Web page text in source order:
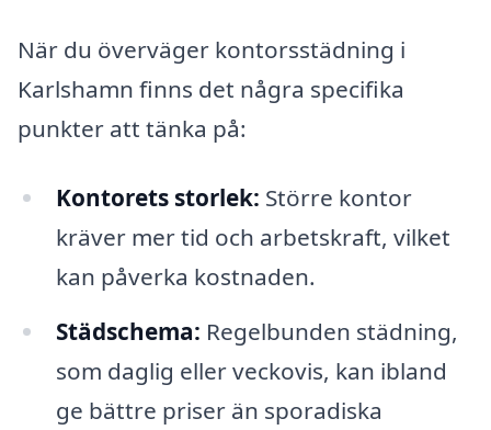
När du överväger kontorsstädning i
Karlshamn finns det några specifika
punkter att tänka på:
Kontorets storlek: Större kontor
kräver mer tid och arbetskraft, vilket
kan påverka kostnaden.
Städschema: Regelbunden städning,
som daglig eller veckovis, kan ibland
ge bättre priser än sporadiska